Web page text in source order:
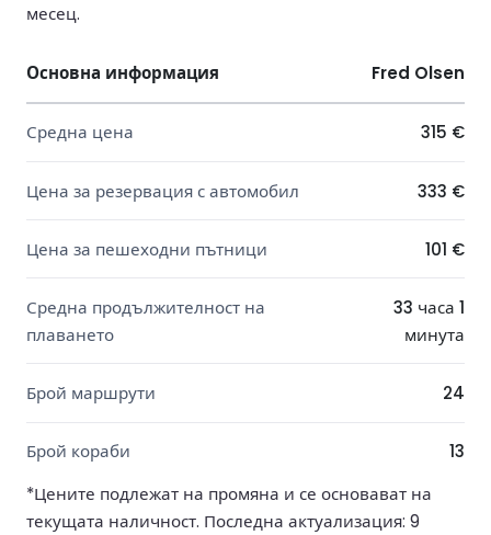
месец.
Основна информация Fred Olsen
Средна цена 315 €
Цена за резервация с автомобил 333 €
Цена за пешеходни пътници 101 €
Средна продължителност на
плаването
33 часа 1
минута
Брой маршрути 24
Брой кораби
13
*Цените подлежат на промяна и се основават на
текущата наличност. Последна актуализация: 9